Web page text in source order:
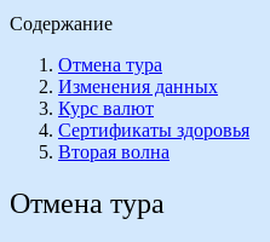
Содержание
Отмена тура
Изменения данных
Курс валют
Сертификаты здоровья
Вторая волна
Отмена тура